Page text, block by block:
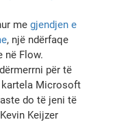
megjendjen e
, një ndërfaqe
në Flow.
për të
kartela Microsoft
do të jeni të
Keijzer